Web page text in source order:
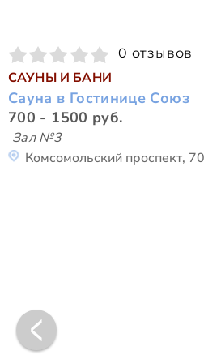
0 отзывов
САУНЫ И БАНИ
Сауна в Гостинице Союз
700 - 1500 руб.
Зал №3
Комсомольский проспект, 70